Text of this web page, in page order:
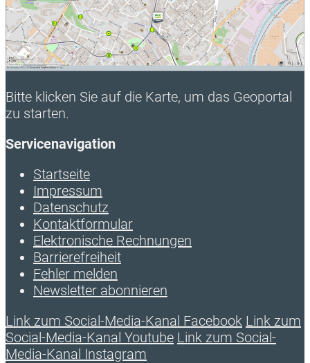
Bitte klicken Sie auf die Karte, um das Geoportal
zu starten.
Servicenavigation
Startseite
Impressum
Datenschutz
Kontaktformular
Elektronische Rechnungen
Barrierefreiheit
Fehler melden
Newsletter abonnieren
Link zum Social-Media-Kanal Facebook Link zum
Social-Media-Kanal Youtube Link zum Social-
Media-Kanal Instagram